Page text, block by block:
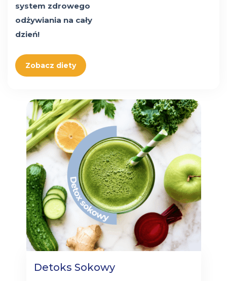
system zdrowego
odżywiania na cały
dzień!
Zobacz diety
Detoks Sokowy